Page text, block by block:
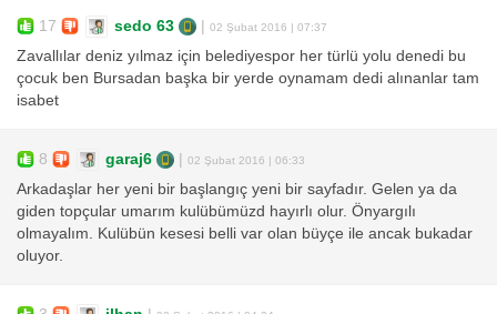
17 sedo 63 02 Şubat 2016 | 07:37
Zavallılar deniz yılmaz için belediyespor her türlü yolu denedi bu
çocuk ben Bursadan başka bir yerde oynamam dedi alınanlar tam
isabet
8 garaj6 02 Şubat 2016 | 06:33
Arkadaşlar her yeni bir başlangıç yeni bir sayfadır. Gelen ya da
giden topçular umarım kulübümüzd hayırlı olur. Önyargılı
olmayalım. Kulübün kesesi belli var olan büyçe ile ancak bukadar
oluyor.